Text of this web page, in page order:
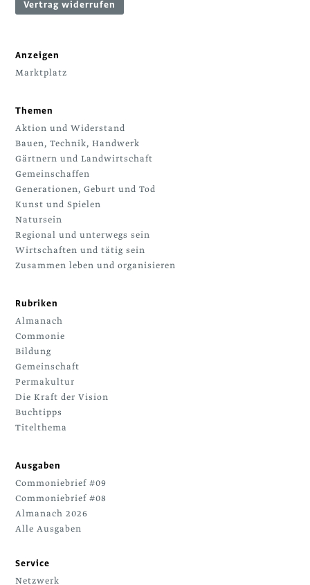
Vertrag widerrufen
Anzeigen
Marktplatz
Themen
Aktion und Widerstand
Bauen, Technik, Handwerk
Gärtnern und Landwirtschaft
Gemeinschaffen
Generationen, Geburt und Tod
Kunst und Spielen
Natursein
Regional und unterwegs sein
Wirtschaften und tätig sein
Zusammen leben und organisieren
Rubriken
Almanach
Commonie
Bildung
Gemeinschaft
Permakultur
Die Kraft der Vision
Buchtipps
Titelthema
Ausgaben
Commoniebrief #09
Commoniebrief #08
Almanach 2026
Alle Ausgaben
Service
Netzwerk